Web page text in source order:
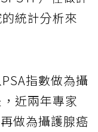
統計分析來
指數做為攝
近兩年專家
做為攝護腺癌